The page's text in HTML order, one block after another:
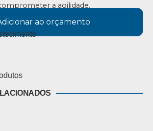
a agilidade.
ao orçamento